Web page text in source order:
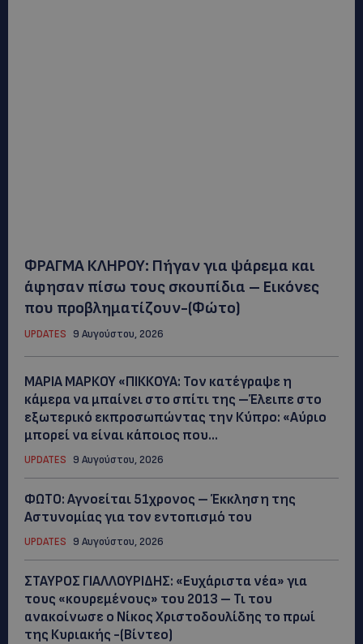
ΦΡΑΓΜΑ ΚΛΗΡΟΥ: Πήγαν για ψάρεμα και
άφησαν πίσω τους σκουπίδια – Εικόνες
που προβληματίζουν-(Φώτο)
UPDATES 9 Αυγούστου, 2026
ΜΑΡΙΑ ΜΑΡΚΟΥ «ΠΙΚΚΟΥΑ: Τον κατέγραψε η
κάμερα να μπαίνει στο σπίτι της –Έλειπε στο
εξωτερικό εκπροσωπώντας την Κύπρο: «Αύριο
μπορεί να είναι κάποιος που...
UPDATES 9 Αυγούστου, 2026
ΦΩΤΟ: Αγνοείται 51χρονος – Έκκληση της
Αστυνομίας για τον εντοπισμό του
UPDATES 9 Αυγούστου, 2026
ΣΤΑΥΡΟΣ ΓΙΑΛΛΟΥΡΙΔΗΣ: «Ευχάριστα νέα» για
τους «κουρεμένους» του 2013 – Τι του
ανακοίνωσε ο Νίκος Χριστοδουλίδης το πρωί
της Κυριακής -(Βίντεο)